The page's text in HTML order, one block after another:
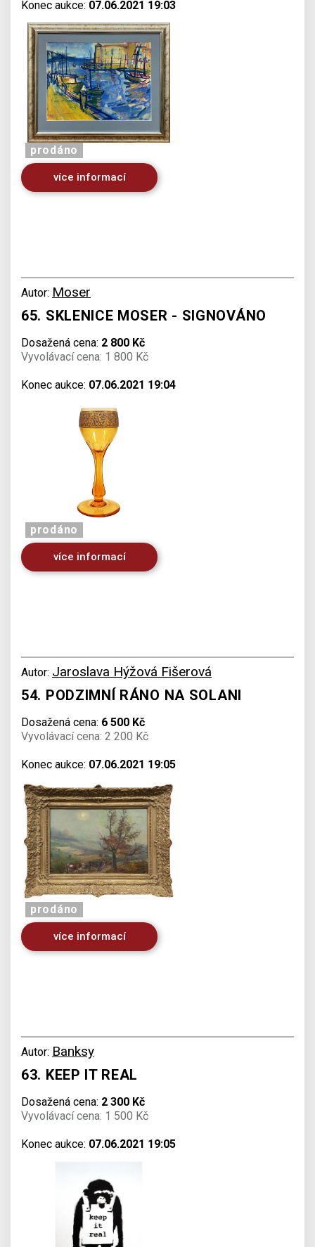
Konec aukce: 07.06.2021 19:03
prodáno
více informací
Autor: Moser
65. SKLENICE MOSER - SIGNOVÁNO
Dosažená cena: 2 800 Kč
Vyvolávací cena: 1 800 Kč
Konec aukce: 07.06.2021 19:04
prodáno
více informací
Autor: Jaroslava Hýžová Fišerová
54. PODZIMNÍ RÁNO NA SOLANI
Dosažená cena: 6 500 Kč
Vyvolávací cena: 2 200 Kč
Konec aukce: 07.06.2021 19:05
prodáno
více informací
Autor: Banksy
63. KEEP IT REAL
Dosažená cena: 2 300 Kč
Vyvolávací cena: 1 500 Kč
Konec aukce: 07.06.2021 19:05